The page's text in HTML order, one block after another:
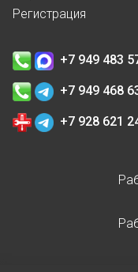
Регистрация
+7 949 483
+7 949 468
+7 928 621